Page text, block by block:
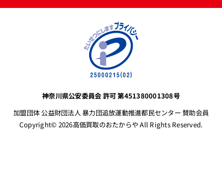
神奈川県公安委員会 許可 第451380001308号
加盟団体 公益財団法人 暴力団追放運動推進都民センター 賛助会員
Copyright© 2026高価買取のおたからや All Rights Reserved.